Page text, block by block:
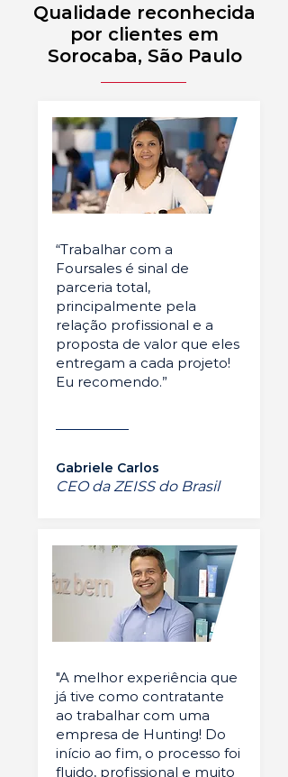
Qualidade reconhecida
por clientes em
Sorocaba, São Paulo
“Trabalhar com a
Foursales é sinal de
parceria total,
principalmente pela
relação profissional e a
proposta de valor que eles
entregam a cada projeto!
Eu recomendo.”
Gabriele Carlos
CEO da ZEISS do Brasil
"A melhor experiência que
já tive como contratante
ao trabalhar com uma
empresa de Hunting! Do
início ao fim, o processo foi
fluido, profissional e muito